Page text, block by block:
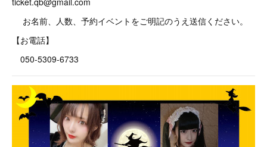
お名前、人数、予約イベントをご明記のうえ送信ください。
【お電話】
050-5309-6733